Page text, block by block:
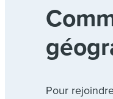
Pour